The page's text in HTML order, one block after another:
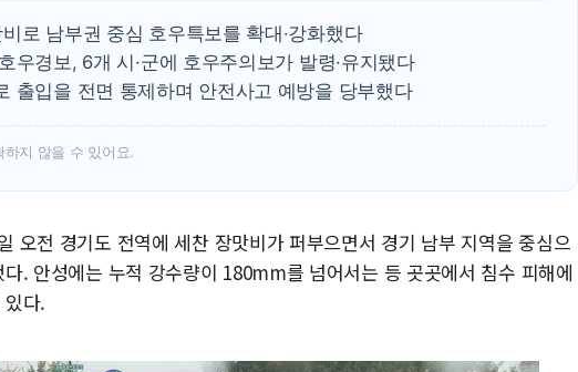
강원도 폭염특보 11일째…온열
[코인 시황] 비트코인, ETF 자
[르포] 39도 폭염 속 잠실 개표
강원·전라권 폭염중대경보 확
빚투·레버리지 줄었지만, 반도
[2보] 북한, 원산서 동해상 단거
양주 가전제품 창고서 화재…차
로 남부권 중심 호우특보를 확대·강화했다
우경보, 6개 시·군에 호우주의보가 발령·유지됐다
출입을 전면 통제하며 안전사고 예방을 당부했다
지 않을 수 있어요.
오전 경기도 전역에 세찬 장맛비가 퍼부으면서 경기 남부 지역을 중심으
. 안성에는 누적 강수량이 180mm를 넘어서는 등 곳곳에서 침수 피해에
다.